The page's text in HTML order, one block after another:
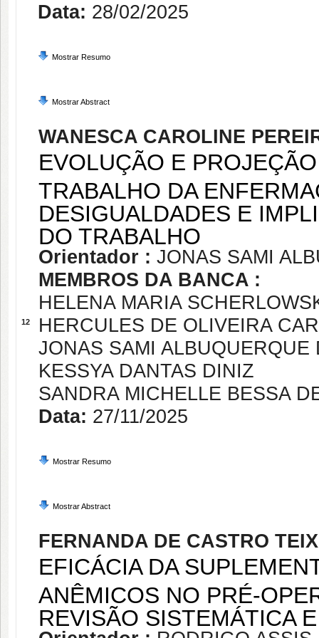
Data: 28/02/2025
Mostrar Resumo
Mostrar Abstract
12
WANESCA CAROLINE
EVOLUÇÃO E
TRABALHO DA
DESIGUALDADES E
DO TRABALHO
Orientador : JONAS SAMI
MEMBROS DA BANCA :
HELENA MARIA
HERCULES DE OLIVEIRA
JONAS SAMI ALBUQUERQUE
KESSYA DANTAS DINIZ
SANDRA MICHELLE BESSA
Data: 27/11/2025
Mostrar Resumo
Mostrar Abstract
FERNANDA DE CASTRO
EFICÁCIA DA
ANÊMICOS NO PRÉ-
REVISÃO SISTEMÁTICA